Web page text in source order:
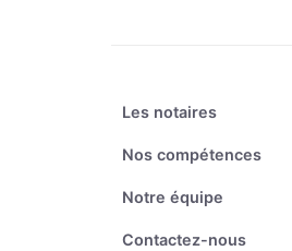
Les notaires
Nos compétences
Notre équipe
Contactez-nous